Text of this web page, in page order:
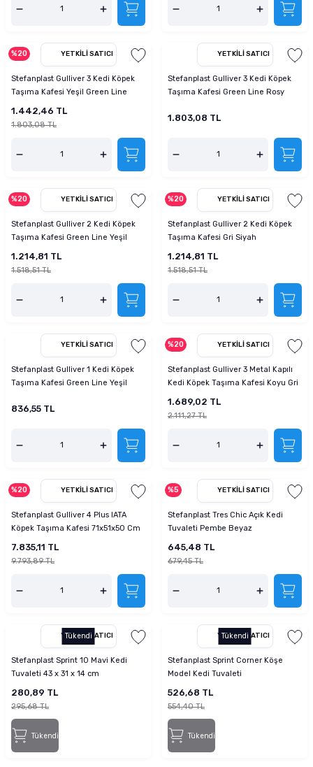
%20 YETKILI SATICI
Stefanplast Gulliver 3 Kedi Köpek
Taşıma Kafesi Yeşil Green Line
1.442,46 TL
1.803,08 TL
YETKILI SATICI
Stefanplast Gulliver 3 Kedi Köpek
Taşıma Kafesi Green Line Rosy
1.803,08 TL
%20 YETKILI SATICI
Stefanplast Gulliver 2 Kedi Köpek
Taşıma Kafesi Green Line Yeşil
1.214,81 TL
1.518,51 TL
%20 YETKILI SATICI
Stefanplast Gulliver 2 Kedi Köpek
Taşıma Kafesi Gri Siyah
1.214,81 TL
1.518,51 TL
YETKILI SATICI
Stefanplast Gulliver 1 Kedi Köpek
Taşıma Kafesi Green Line Yeşil
836,55 TL
%20 YETKILI SATICI
Stefanplast Gulliver 3 Metal Kapılı
Kedi Köpek Taşıma Kafesi Koyu Gri
1.689,02 TL
2.111,27 TL
%20 YETKILI SATICI
Stefanplast Gulliver 4 Plus IATA
Köpek Taşıma Kafesi 71x51x50 Cm
7.835,11 TL
9.793,89 TL
%5 YETKILI SATICI
Stefanplast Tres Chic Açık Kedi
Tuvaleti Pembe Beyaz
645,48 TL
679,45 TL
Tükendi
YETKILI SATICI
Stefanplast Sprint 10 Mavi Kedi
Tuvaleti 43 x 31 x 14 cm
280,89 TL
295,68 TL
Tükendi
Tükendi
YETKILI SATICI
Stefanplast Sprint Corner Köşe
Model Kedi Tuvaleti
526,68 TL
554,40 TL
Tükendi